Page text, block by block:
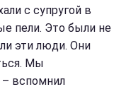
с супругой в
пели. Это были не
эти люди. Они
Мы
– вспомнил